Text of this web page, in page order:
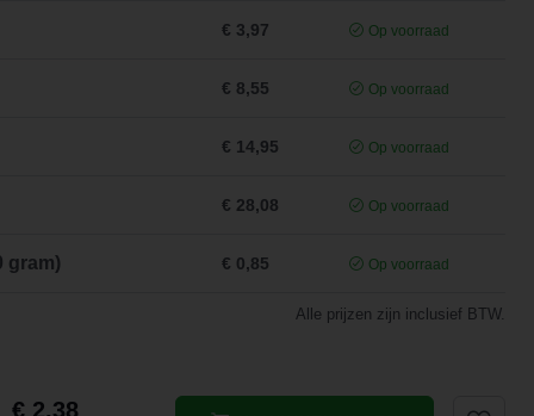
€ 3,97 Op voorraad
€ 8,55 Op voorraad
€ 14,95 Op voorraad
€ 28,08 Op voorraad
gram) € 0,85 Op voorraad
Alle prijzen zijn inclusief BTW.
€ 2,38